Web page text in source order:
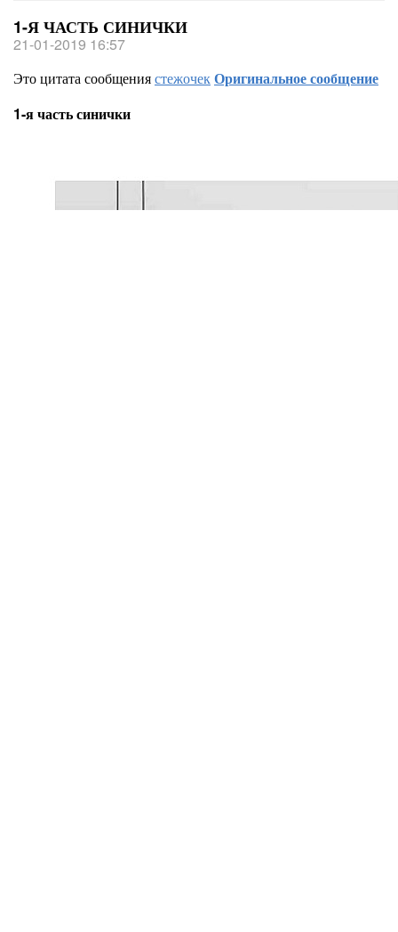
1-Я ЧАСТЬ СИНИЧКИ
21-01-2019 16:57
Это цитата сообщениястежочекОригинальное сообщение
1-я часть синички